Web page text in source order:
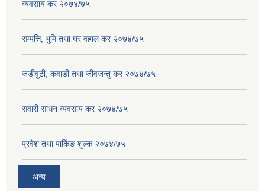
व्यवसाय कर २०७४/७५
सम्पत्ति, भुमि तथा घर वहाल कर २०७४/७५
जडीवुटी, कवाडी तथा जीवजन्तु कर २०७४/७५
सवारी साधन व्यवसाय कर २०७४/७५
प्रवेश तथा पार्किङ शुल्क २०७४/७५
अन्य